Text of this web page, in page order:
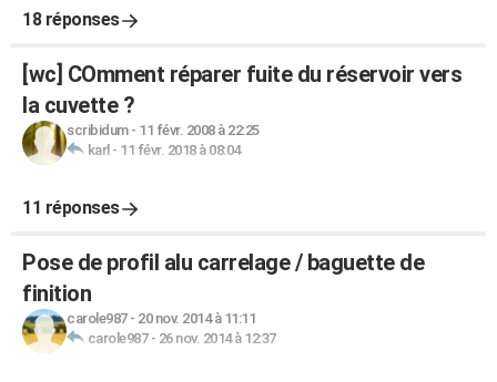
18 réponses
[wc] COmment réparer fuite du réservoir vers
la cuvette ?
scribidum- 11 févr. 2008 à 22:25
karl - 11 févr. 2018 à 08:04
11 réponses
Pose de profil alu carrelage / baguette de
finition
carole987- 20 nov. 2014 à 11:11
carole987- 26 nov. 2014 à 12:37